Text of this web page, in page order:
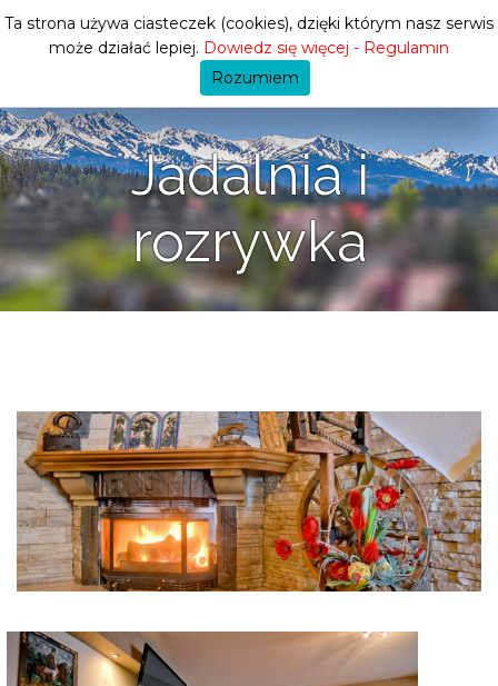
Jadalnia i
rozrywka
Ta strona używa ciasteczek (cookies), dzięki którym nasz serwis
może działać lepiej. Dowiedz się więcej - Regulamin
Rozumiem